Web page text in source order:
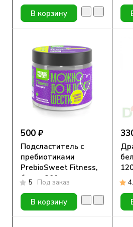
В корзину
500 ₽
Подсластитель с
пребиотиками
PrebioSweet Fitness,
банка 300гр.
5 Под заказ
В корзину